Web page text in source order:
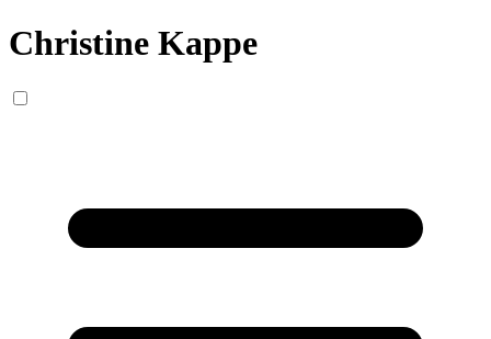
Christine Kappe